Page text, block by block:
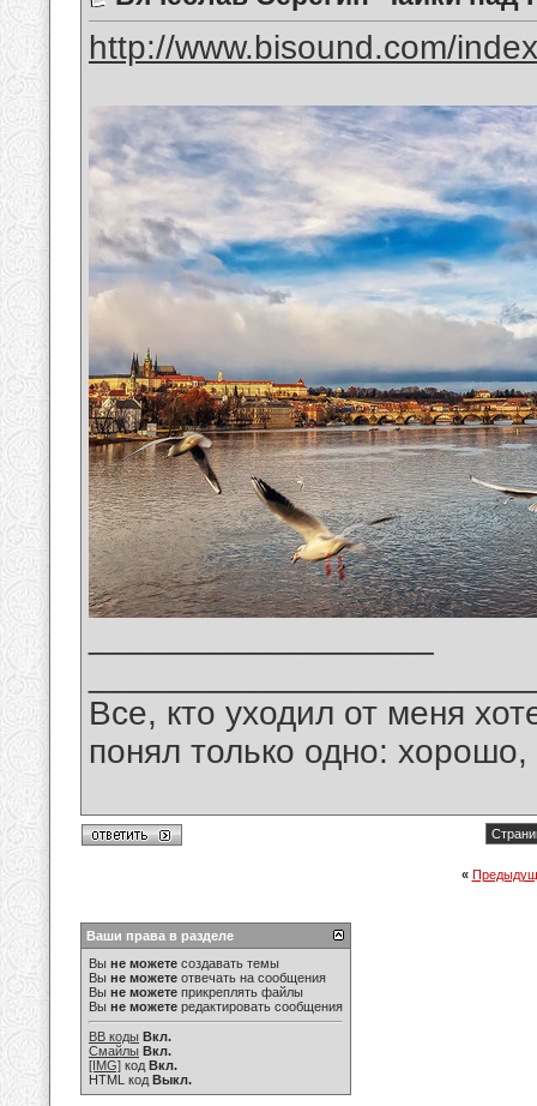
http://www.bisound.com/
Все, кто уходил от меня
понял только одно:
«
Ваши права в разделе
Вы не можете создавать темы
Вы не можете отвечать на сообщения
Вы не можете прикреплять файлы
Вы не можете редактировать сообщения
BB коды Вкл.
Смайлы Вкл.
[IMG] код Вкл.
HTML код Выкл.